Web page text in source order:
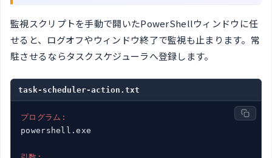
監視スクリプトを手動で開いたPowerShellウィンドウに任
せると、ログオフやウィンドウ終了で監視も止まります。常
駐させるならタスクスケジューラへ登録します。
task-scheduler-action.txt
プログラム:
powershell.exe